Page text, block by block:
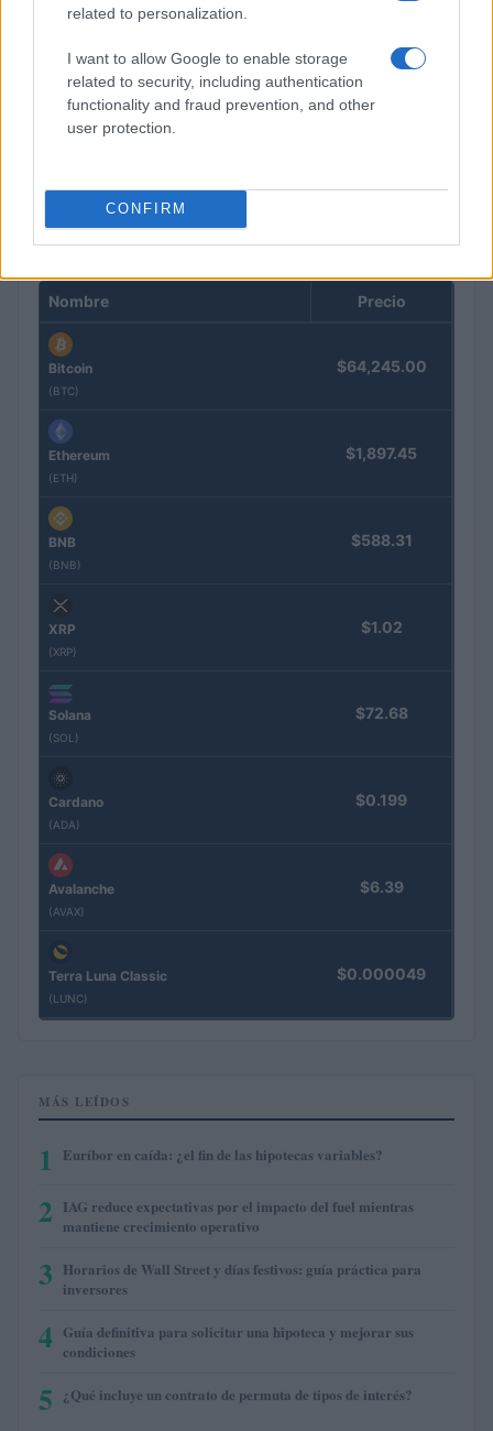
related to personalization.
I want to allow Google to enable storage
related to security, including authentication
functionality and fraud prevention, and other
user protection.
CONFIRM
Guía completa sobre tarjetas cripto: fees, cashback y seguridad
COTIZACIONES CRYPTO
Nombre Precio
Bitcoin
(BTC)
$64,245.00
Ethereum
(ETH)
$1,897.45
BNB
(BNB)
$588.31
XRP
(XRP)
$1.02
Solana
(SOL)
$72.68
Cardano
(ADA)
$0.199
Avalanche
(AVAX)
$6.39
Terra Luna Classic
(LUNC)
$0.000049
MÁS LEÍDOS
1 Euríbor en caída: ¿el fin de las hipotecas variables?
2 IAG reduce expectativas por el impacto del fuel mientras
mantiene crecimiento operativo
3 Horarios de Wall Street y días festivos: guía práctica para
inversores
4 Guía definitiva para solicitar una hipoteca y mejorar sus
condiciones
5 ¿Qué incluye un contrato de permuta de tipos de interés?